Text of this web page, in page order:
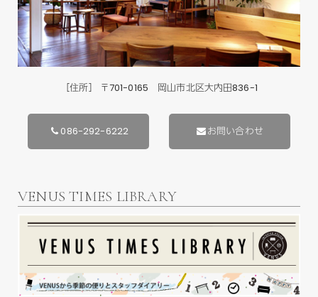
［住所］ 〒701-0165 岡山市北区大内田836-1
086-292-6222 お問い合わせ
VENUS TIMES LIBRARY